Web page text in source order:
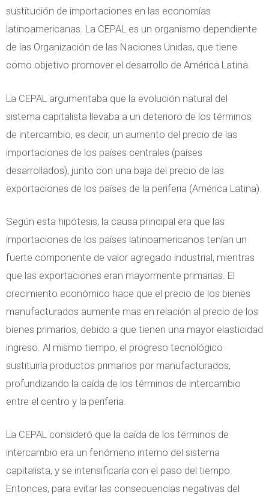
sustitución de importaciones en las economías
latinoamericanas. La CEPAL es un organismo dependiente
de las Organización de las Naciones Unidas, que tiene
como objetivo promover el desarrollo de América Latina.
La CEPAL argumentaba que la evolución natural del
sistema capitalista llevaba a un deterioro de los términos
de intercambio, es decir, un aumento del precio de las
importaciones de los países centrales (países
desarrollados), junto con una baja del precio de las
exportaciones de los países de la periferia (América Latina).
Según esta hipótesis, la causa principal era que las
importaciones de los países latinoamericanos tenían un
fuerte componente de valor agregado industrial, mientras
que las exportaciones eran mayormente primarias. El
crecimiento económico hace que el precio de los bienes
manufacturados aumente mas en relación al precio de los
bienes primarios, debido a que tienen una mayor elasticidad
ingreso. Al mismo tiempo, el progreso tecnológico
sustituiría productos primarios por manufacturados,
profundizando la caída de los términos de intercambio
entre el centro y la periferia.
La CEPAL consideró que la caída de los términos de
intercambio era un fenómeno interno del sistema
capitalista, y se intensificaría con el paso del tiempo.
Entonces, para evitar las consecuencias negativas del